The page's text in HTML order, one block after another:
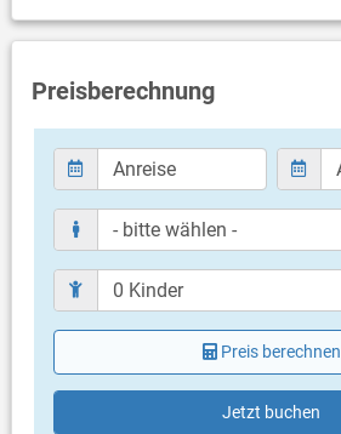
Bad mit WC, Dusche, Badewanne
Bad mit WC, Dusche
Balkon & Terrasse
Meerblick
Bestuhlung
Weitere Informationen
Kein Parkplatz
Swimmingpool
Hallenbad
Kinderbecken
Haustier nicht erlaubt
Klimaanlage im Preis inklusive
Bettwäsche vorhanden
Preisberechnung
Preis berechnen
Jetzt buchen